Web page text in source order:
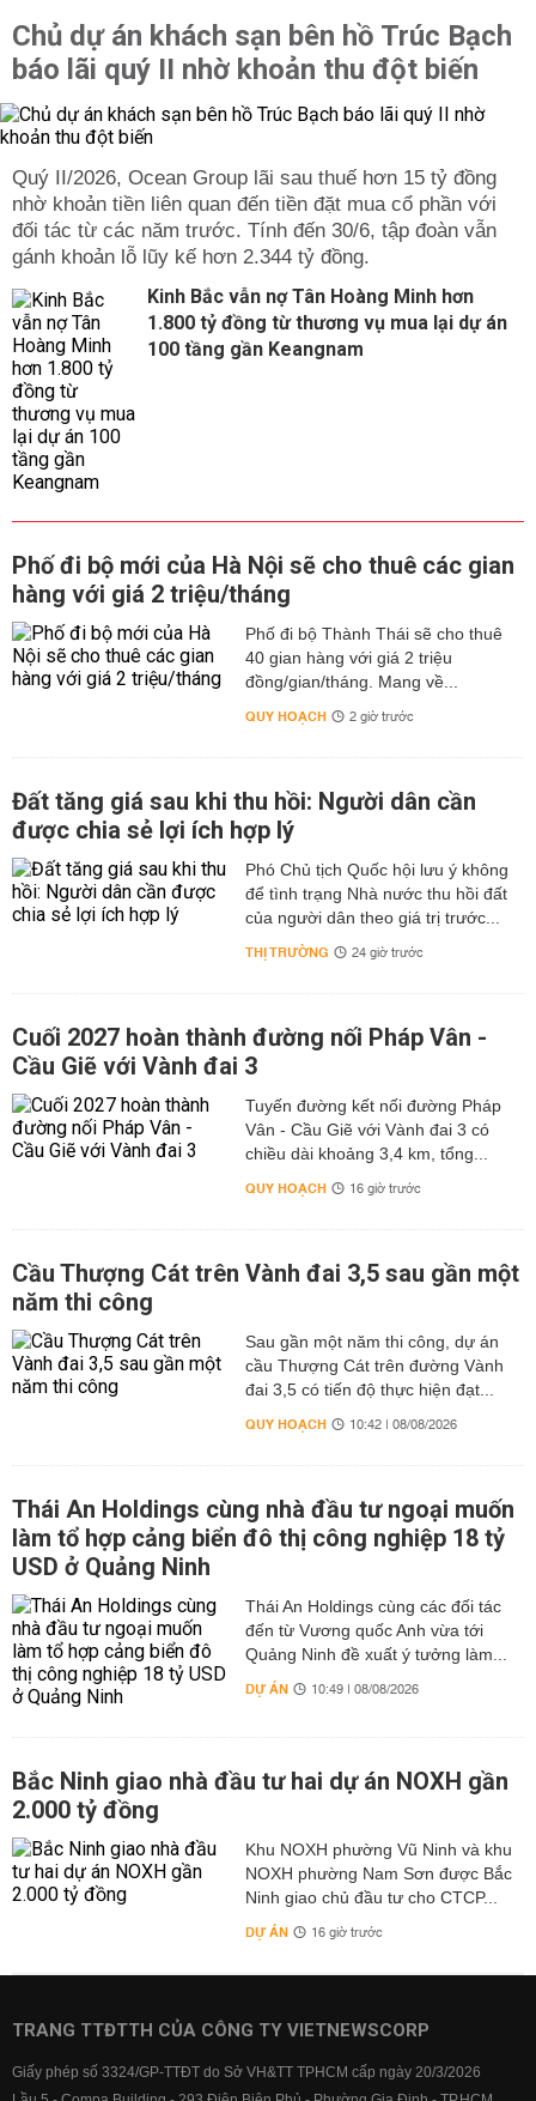
Chủ dự án khách sạn bên hồ Trúc Bạch
báo lãi quý II nhờ khoản thu đột biến
Quý II/2026, Ocean Group lãi sau thuế hơn 15 tỷ đồng
nhờ khoản tiền liên quan đến tiền đặt mua cổ phần với
đối tác từ các năm trước. Tính đến 30/6, tập đoàn vẫn
gánh khoản lỗ lũy kế hơn 2.344 tỷ đồng.
Kinh Bắc vẫn nợ Tân Hoàng Minh hơn
1.800 tỷ đồng từ thương vụ mua lại dự án
100 tầng gần Keangnam
Phố đi bộ mới của Hà Nội sẽ cho thuê các gian
hàng với giá 2 triệu/tháng
Phố đi bộ Thành Thái sẽ cho thuê
40 gian hàng với giá 2 triệu
đồng/gian/tháng. Mang về...
QUY HOẠCH 2 giờ trước
Đất tăng giá sau khi thu hồi: Người dân cần
được chia sẻ lợi ích hợp lý
Phó Chủ tịch Quốc hội lưu ý không
để tình trạng Nhà nước thu hồi đất
của người dân theo giá trị trước...
THỊ TRƯỜNG 24 giờ trước
Cuối 2027 hoàn thành đường nối Pháp Vân -
Cầu Giẽ với Vành đai 3
Tuyến đường kết nối đường Pháp
Vân - Cầu Giẽ với Vành đai 3 có
chiều dài khoảng 3,4 km, tổng...
QUY HOẠCH 16 giờ trước
Cầu Thượng Cát trên Vành đai 3,5 sau gần một
năm thi công
Sau gần một năm thi công, dự án
cầu Thượng Cát trên đường Vành
đai 3,5 có tiến độ thực hiện đạt...
QUY HOẠCH 10:42 | 08/08/2026
Thái An Holdings cùng nhà đầu tư ngoại muốn
làm tổ hợp cảng biển đô thị công nghiệp 18 tỷ
USD ở Quảng Ninh
Thái An Holdings cùng các đối tác
đến từ Vương quốc Anh vừa tới
Quảng Ninh đề xuất ý tưởng làm...
DỰ ÁN 10:49 | 08/08/2026
Bắc Ninh giao nhà đầu tư hai dự án NOXH gần
2.000 tỷ đồng
Khu NOXH phường Vũ Ninh và khu
NOXH phường Nam Sơn được Bắc
Ninh giao chủ đầu tư cho CTCP...
DỰ ÁN 16 giờ trước
TRANG TTĐTTH CỦA CÔNG TY VIETNEWSCORP
Giấy phép số 3324/GP-TTĐT do Sở VH&TT TPHCM cấp ngày 20/3/2026